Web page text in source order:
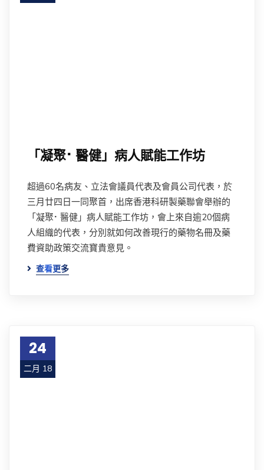
「凝聚⠂醫健」病人賦能工作坊
超過60名病友、立法會議員代表及會員公司代表，於
三月廿四日一同聚首，出席香港科研製藥聯會舉辦的
「凝聚⠂醫健」病人賦能工作坊，會上來自逾20個病
人組織的代表，分別就如何改善現行的藥物名冊及藥
費資助政策交流寶貴意見。
查看更多
24
二月 18